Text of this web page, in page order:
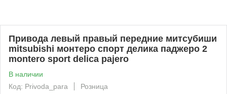
Привода левый правый передние митсубиши
mitsubishi монтеро спорт делика паджеро 2
montero sport delica pajero
В наличии
Код: Privoda_para
Розница